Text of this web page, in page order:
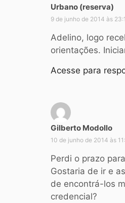
Urbano (reserva)
9 de junho de 2014 às
Adelino, logo
orientações.
Acesse para
Gilberto Modollo
i
s
e
:
10 de junho de 2014 às
Perdi o prazo
Gostaria de ir e
de encontrá-los
credencial?